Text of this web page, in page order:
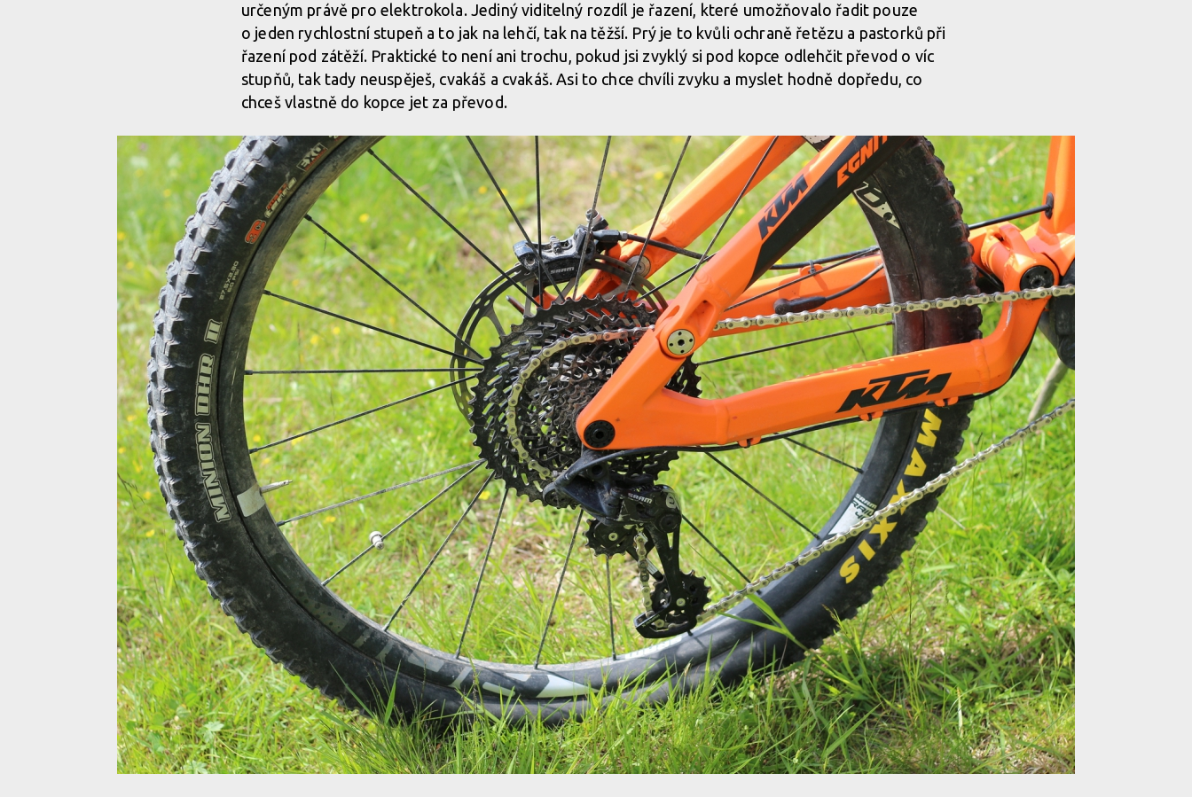
určeným právě pro elektrokola. Jediný viditelný rozdíl je řazení, které umožňovalo řadit pouze
o jeden rychlostní stupeň a to jak na lehčí, tak na těžší. Prý je to kvůli ochraně řetězu a pastorků při
řazení pod zátěží. Praktické to není ani trochu, pokud jsi zvyklý si pod kopce odlehčit převod o víc
stupňů, tak tady neuspěješ, cvakáš a cvakáš. Asi to chce chvíli zvyku a myslet hodně dopředu, co
chceš vlastně do kopce jet za převod.